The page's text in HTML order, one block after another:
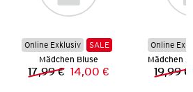
Online Exklusiv
SALE
Mädchen Bluse
Vorheriger Preis:
17,99 € Neuer Preis:
14,00 €
Online
19,99 €